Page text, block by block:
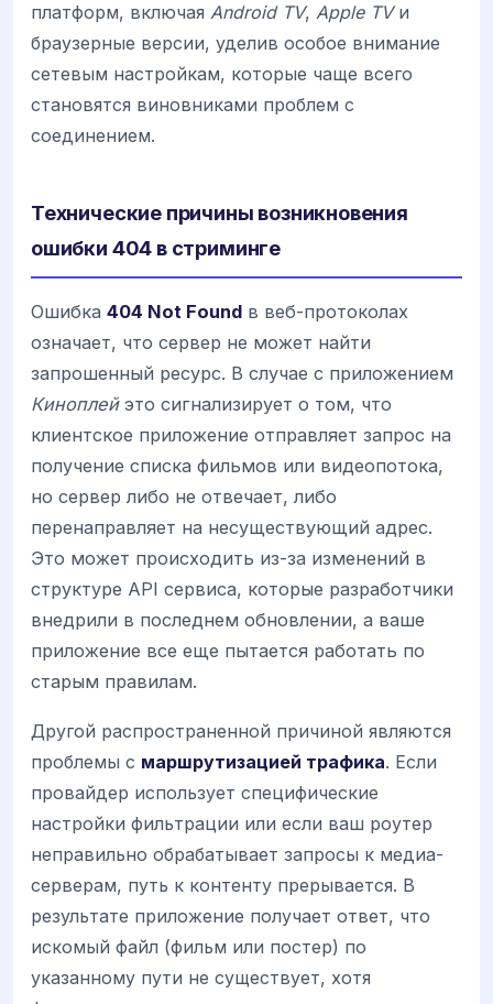
платформ, включая Android TV, Apple TVи
браузерные версии, уделив особое внимание
сетевым настройкам, которые чаще всего
становятся виновниками проблем с
соединением.
Технические причины возникновения
ошибки 404 в стриминге
Ошибка 404 Not Found в веб-протоколах
означает, что сервер не может найти
запрошенный ресурс. В случае с приложением
Киноплейэто сигнализирует о том, что
клиентское приложение отправляет запрос на
получение списка фильмов или видеопотока,
но сервер либо не отвечает, либо
перенаправляет на несуществующий адрес.
Это может происходить из-за изменений в
структуре API сервиса, которые разработчики
внедрили в последнем обновлении, а ваше
приложение все еще пытается работать по
старым правилам.
Другой распространенной причиной являются
проблемы с маршрутизацией трафика. Если
провайдер использует специфические
настройки фильтрации или если ваш роутер
неправильно обрабатывает запросы к медиа-
серверам, путь к контенту прерывается. В
результате приложение получает ответ, что
искомый файл (фильм или постер) по
указанному пути не существует, хотя